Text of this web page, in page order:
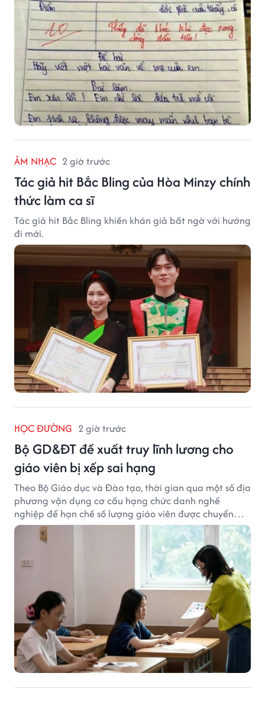
ÂM NHẠC 2 giờ trước
Tác giả hit Bắc Bling của Hòa Minzy chính
thức làm ca sĩ
Tác giả hit Bắc Bling khiến khán giả bất ngờ với hướng
đi mới.
HỌC ĐƯỜNG 2 giờ trước
Bộ GD&ĐT đề xuất truy lĩnh lương cho
giáo viên bị xếp sai hạng
Theo Bộ Giáo dục và Đào tạo, thời gian qua một số địa
phương vận dụng cơ cấu hạng chức danh nghề
nghiệp để hạn chế số lượng giáo viên được chuyển
xếp từ hạng cũ sang hạng tương ứng theo quy định
mới, gây những bất cập.